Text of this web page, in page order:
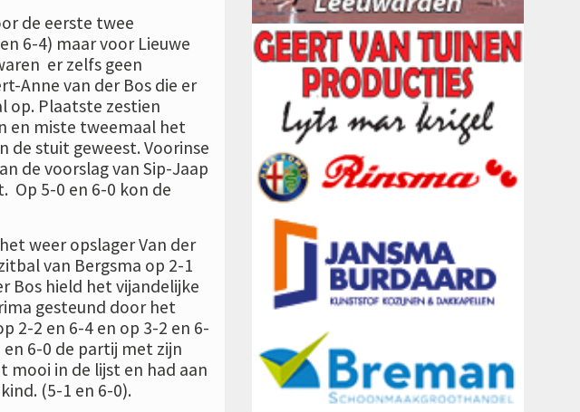
de eerste twee
6-4) maar voor Lieuwe
er zelfs geen
Anne van der Bos die er
op. Plaatste zestien
en miste tweemaal het
de stuit geweest. Voorinse
de voorslag van Sip-Jaap
Op 5-0 en 6-0 kon de
weer opslager Van der
van Bergsma op 2-1
Bos hield het vijandelijke
gesteund door het
2-2 en 6-4 en op 3-2 en 6-
en 6-0 de partij met zijn
mooi in de lijst en had aan
(5-1 en 6-0).